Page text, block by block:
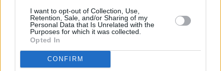
I want to opt-out of Collection, Use,
Retention, Sale, and/or Sharing of my
Personal Data that Is Unrelated with the
Purposes for which it was collected.
Opted In
CONFIRMSeko mums